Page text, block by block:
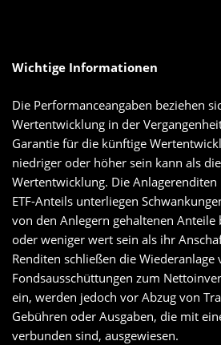
Wichtige Informationen
Die Performanceangaben beziehen
Wertentwicklung in der
Garantie für die künftige
niedriger oder höher sein kann als
Wertentwicklung. Die
ETF-Anteils unterliegen
von den Anlegern gehaltenen Anteile
oder weniger wert sein als ihr
Renditen schließen die
Fondsausschüttungen zum
ein, werden jedoch vor Abzug von
Gebühren oder Ausgaben, die mit
verbunden sind, ausgewiesen.